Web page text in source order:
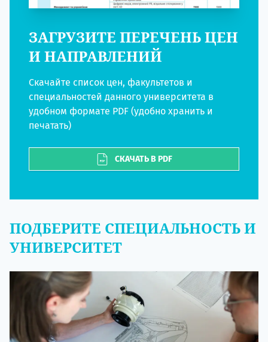
ЗАГРУЗИТЕ ПЕРЕЧЕНЬ ЦЕН
И НАПРАВЛЕНИЙ
Скачайте список цен, факультетов и
специальностей данного университета в
удобном формате PDF (удобно хранить и
печатать)
СКАЧАТЬ В PDF
ПОДБЕРИТЕ СПЕЦИАЛЬНОСТЬ И
УНИВЕРСИТЕТ